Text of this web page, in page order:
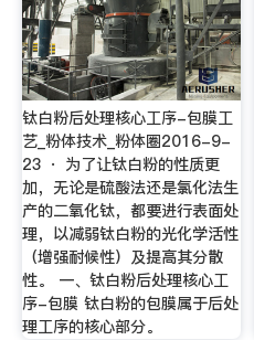
钛白粉后处理核心工序-包膜工
艺_粉体技术_粉体圈2016-9-
23 · 为了让钛白粉的性质更
加，无论是硫酸法还是氯化法生
产的二氧化钛，都要进行表面处
理，以减弱钛白粉的光化学活性
（增强耐候性）及提高其分散
性。 一、钛白粉后处理核心工
序-包膜 钛白粉的包膜属于后处
理工序的核心部分。